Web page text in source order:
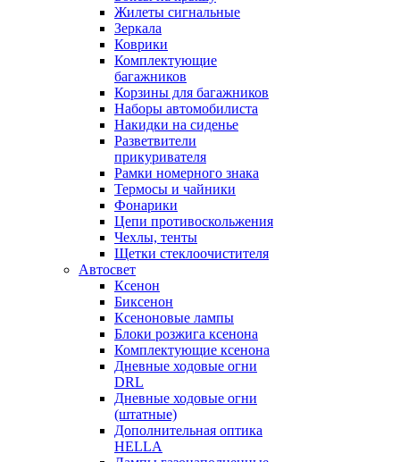
Жилеты сигнальные
Зеркала
Коврики
Комплектующие
багажников
Корзины для багажников
Наборы автомобилиста
Накидки на сиденье
Разветвители
прикуривателя
Рамки номерного знака
Термосы и чайники
Фонарики
Цепи противоскольжения
Чехлы, тенты
Щетки стеклоочистителя
Автосвет
Ксенон
Биксенон
Ксеноновые лампы
Блоки розжига ксенона
Комплектующие ксенона
Дневные ходовые огни
DRL
Дневные ходовые огни
(штатные)
Дополнительная оптика
HELLA